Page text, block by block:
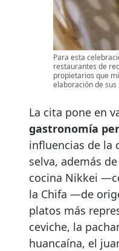
Para esta
restaurantes de
propietarios que
elaboración de
La cita pone en
gastronomía
influencias de la
selva, además
cocina Nikkei
la Chifa —de
platos más
ceviche, la
huancaína, el